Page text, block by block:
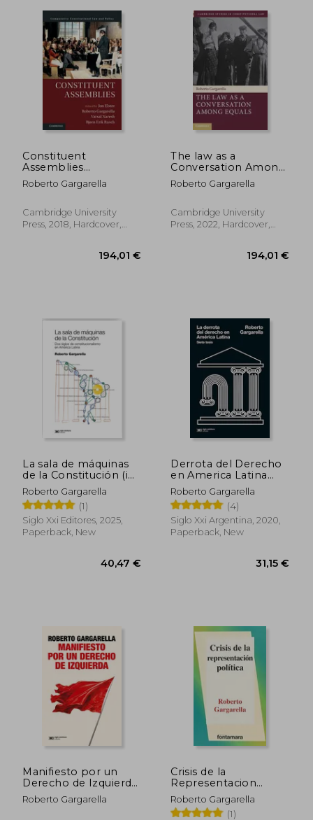
Constituent
Assemblies
(Comparative
Constitutional law
Roberto Gargarella
Cambridge University
Press, 2018, Hardcover,
The law as a
Conversation Among
Equals (Cambridge
Studies in
Roberto Gargarella
Cambridge University
Press, 2022, Hardcover,
La sala de máquinas
de la Constitución (in
Spanish)
Roberto Gargarella
(1)
Siglo Xxi Editores, 2025,
Paperback, New
Derrota del Derecho
en America Latina
Siete Tesis (in
Spanish)
Roberto Gargarella
(4)
Siglo Xxi Argentina, 2020,
Paperback, New
Manifiesto por un
Derecho de Izquierda
(in Spanish)
Roberto Gargarella
Crisis de la
Representacion
Politica (in Spanish)
Roberto Gargarella
(1)